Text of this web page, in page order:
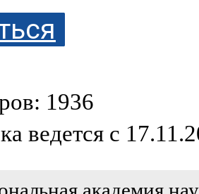
1936
ведется с